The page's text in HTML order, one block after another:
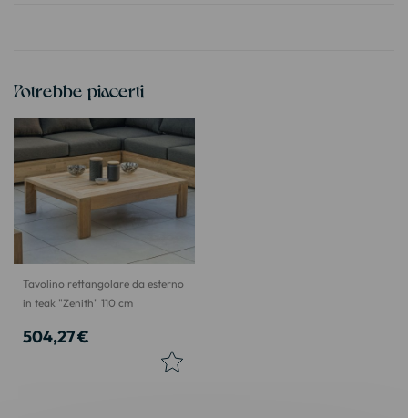
Potrebbe piacerti
Tavolino rettangolare da esterno
in teak "Zenith" 110 cm
504,27 €